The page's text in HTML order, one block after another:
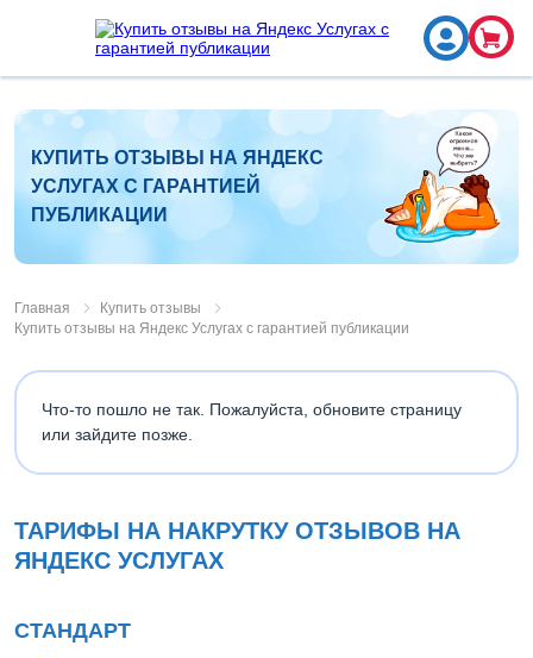
КУПИТЬ ОТЗЫВЫ НА ЯНДЕКС
УСЛУГАХ С ГАРАНТИЕЙ
ПУБЛИКАЦИИ
Главная
Купить отзывы
Купить отзывы на Яндекс Услугах с гарантией публикации
Что-то пошло не так. Пожалуйста, обновите страницу
или зайдите позже.
ТАРИФЫ НА НАКРУТКУ ОТЗЫВОВ НА
ЯНДЕКС УСЛУГАХ
СТАНДАРТ